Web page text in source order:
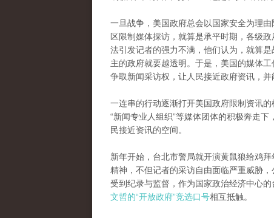
一旦战争，美国政府总会以国家安全为理
区限制媒体採访，就算是承平时期，各级
法引发记者的强力不满，他们认为，就算
主的政府就要越透明。于是，美国的媒体
争取新闻采访权，让人民接近政府资讯，并
一连串的行动逐渐打开美国政府限制资讯的
“新闻专业人组织”等媒体团体的积极奔走
民接近资讯的空间。
新年开始，台北市警局就开演黄鼠狼给鸡
精神，不但记者的采访自由面临严重威胁
受到纪录与监督，作为国家政治经济中心
文哲的“开放政府”竞选口号相互抵触。